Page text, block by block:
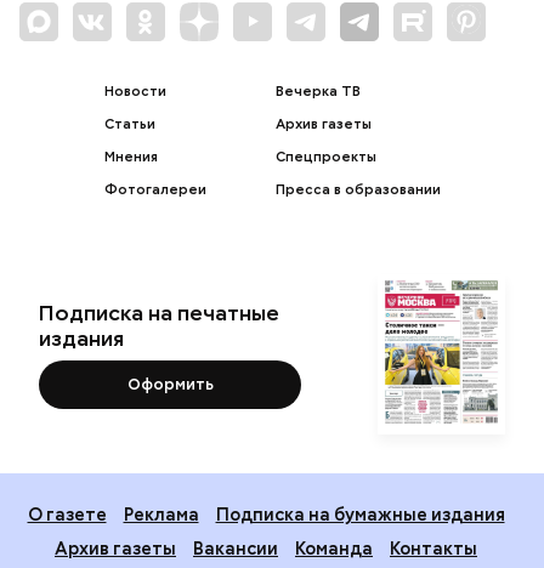
Новости
Статьи
Мнения
Фотогалереи
Вечерка ТВ
Архив газеты
Спецпроекты
Пресса в образовании
Подписка на печатные
издания
Оформить
О газете Реклама
Подписка на бумажные издания
Архив газеты
Вакансии Команда
Контакты